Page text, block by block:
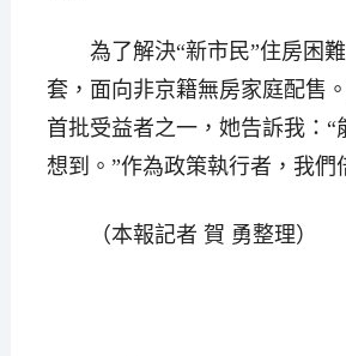
為了解決“新市民”住房困難
套，面向非京籍無房家庭配售
首批受益者之一，她告訴我：
想到。”作為政策執行者，我們
（本報記者 賀 勇整理）